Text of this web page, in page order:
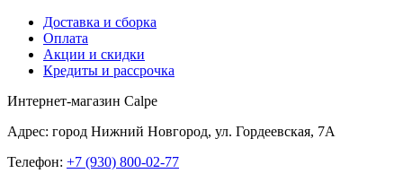
Доставка и сборка
Оплата
Акции и скидки
Кредиты и рассрочка
Интернет-магазин Calpe
Адрес: город Нижний Новгород, ул. Гордеевская, 7А
Телефон: +7 (930) 800-02-77